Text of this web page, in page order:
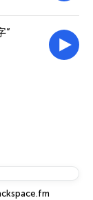
”